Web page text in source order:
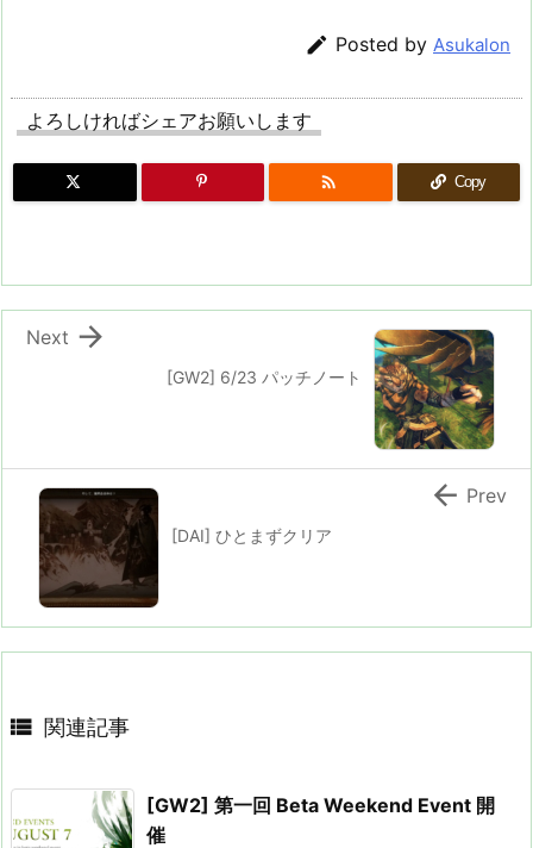
 Posted by Asukalon
よろしければシェアお願いします
 Copy
[GW2] 6/23 パッチノート

Next
[DAI] ひとまずクリア
 Prev
 関連記事
[GW2] 第一回 Beta Weekend Event 開
催